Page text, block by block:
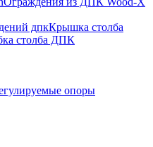
дпкКрышка столба
столба ДПК
опоры